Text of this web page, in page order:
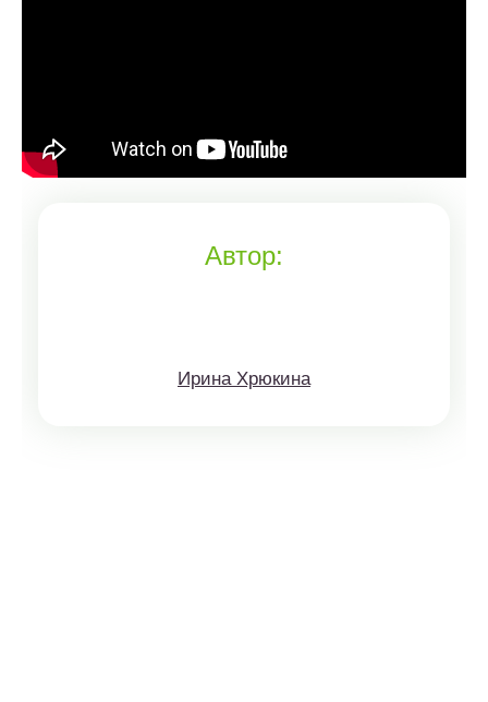
Автор:
Ирина Хрюкина